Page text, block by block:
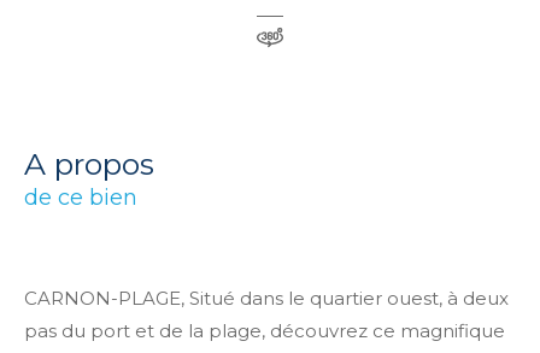
a propos
de ce bien
CARNON-PLAGE, Situé dans le quartier ouest, à deux
pas du port et de la plage, découvrez ce magnifique